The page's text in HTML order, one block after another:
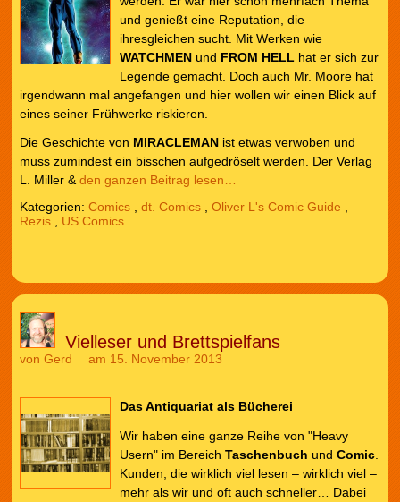
und genießt eine Reputation, die
ihresgleichen sucht. Mit Werken wie
WATCHMENund FROM HELL hat er sich zur
Legende gemacht. Doch auch Mr. Moore hat
irgendwann mal angefangen und hier wollen wir einen Blick auf
eines seiner Frühwerke riskieren.
Die Geschichte von MIRACLEMANist etwas verwoben und
muss zumindest ein bisschen aufgedröselt werden. Der Verlag
L. Miller & den ganzen Beitrag lesen…
Kategorien: Comics, dt. Comics, Oliver L's Comic Guide ,
Rezis, US Comics
Vielleser und Brettspielfans
von Gerd am 15. November 2013
Das Antiquariat als Bücherei
Wir haben eine ganze Reihe von "Heavy
Usern" im Bereich Taschenbuch und Comic.
Kunden, die wirklich viel lesen – wirklich viel –
mehr als wir und oft auch schneller… Dabei